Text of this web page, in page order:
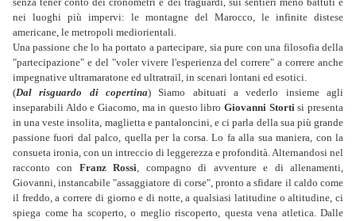
nei luoghi più impervi: le montagne del Marocco, le infinite distese
americane, le metropoli mediorientali.
Una passione che lo ha portato a partecipare, sia pure con una filosofia della
"partecipazione" e del "voler vivere l'esperienza del correre" a correre anche
impegnative ultramaratone ed ultratrail, in scenari lontani ed esotici.
(Dal risguardo di copertina) Siamo abituati a vederlo insieme agli
inseparabili Aldo e Giacomo, ma in questo libroGiovanni Stortisi presenta
in una veste insolita, maglietta e pantaloncini, e ci parla della sua più grande
passione fuori dal palco, quella per la corsa. Lo fa alla sua maniera, con la
consueta ironia, con un intreccio di leggerezza e profondità. Alternandosi nel
racconto con Franz Rossi, compagno di avventure e di allenamenti,
Giovanni, instancabile "assaggiatore di corse", pronto a sfidare il caldo come
il freddo, a correre di giorno e di notte, a qualsiasi latitudine o altitudine, ci
spiega come ha scoperto, o meglio riscoperto, questa vena atletica. Dalle